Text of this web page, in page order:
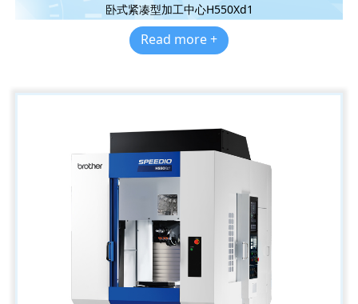
卧式紧凑型加工中心H550Xd1
Read more +